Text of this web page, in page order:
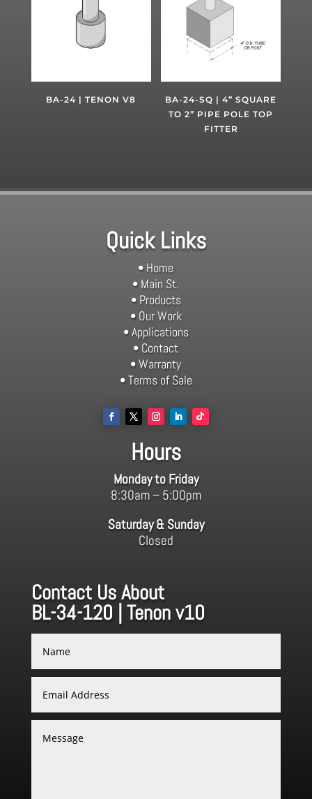
BA-24 | TENON V8
BA-24-SQ | 4” SQUARE
TO 2” PIPE POLE TOP
FITTER
Quick Links
• Home
• Main St.
• Products
• Our Work
• Applications
• Contact
• Warranty
• Terms of Sale
Hours
Monday to Friday
8:30am – 5:00pm
Saturday & Sunday
Closed
Contact Us About
BL-34-120 | Tenon v10